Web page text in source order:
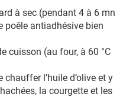
à sec (pendant 4 à 6 mn
poêle antiadhésive bien
cuisson (au four, à 60 °C
l’huile d’olive et y
la courgette et les